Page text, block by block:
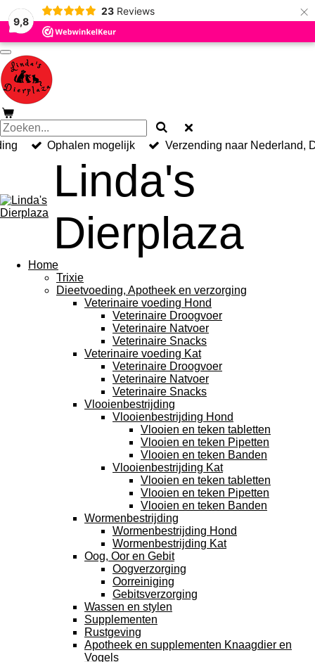
9,8
23 Reviews ×
Ga
direct
naar
de
hoofdinhoud
Ophalen mogelijk Verzending naar Nederland,
Linda's
Dierplaza
Home
Trixie
Dieetvoeding, Apotheek en verzorging
Veterinaire voeding Hond
Veterinaire Droogvoer
Veterinaire Natvoer
Veterinaire Snacks
Veterinaire voeding Kat
Veterinaire Droogvoer
Veterinaire Natvoer
Veterinaire Snacks
Vlooienbestrijding
Vlooienbestrijding Hond
Vlooien en teken tabletten
Vlooien en teken Pipetten
Vlooien en teken Banden
Vlooienbestrijding Kat
Vlooien en teken tabletten
Vlooien en teken Pipetten
Vlooien en teken Banden
Wormenbestrijding
Wormenbestrijding Hond
Wormenbestrijding Kat
Oog, Oor en Gebit
Oogverzorging
Oorreiniging
Gebitsverzorging
Wassen en stylen
Supplementen
Rustgeving
Apotheek en supplementen Knaagdier en
Vogels